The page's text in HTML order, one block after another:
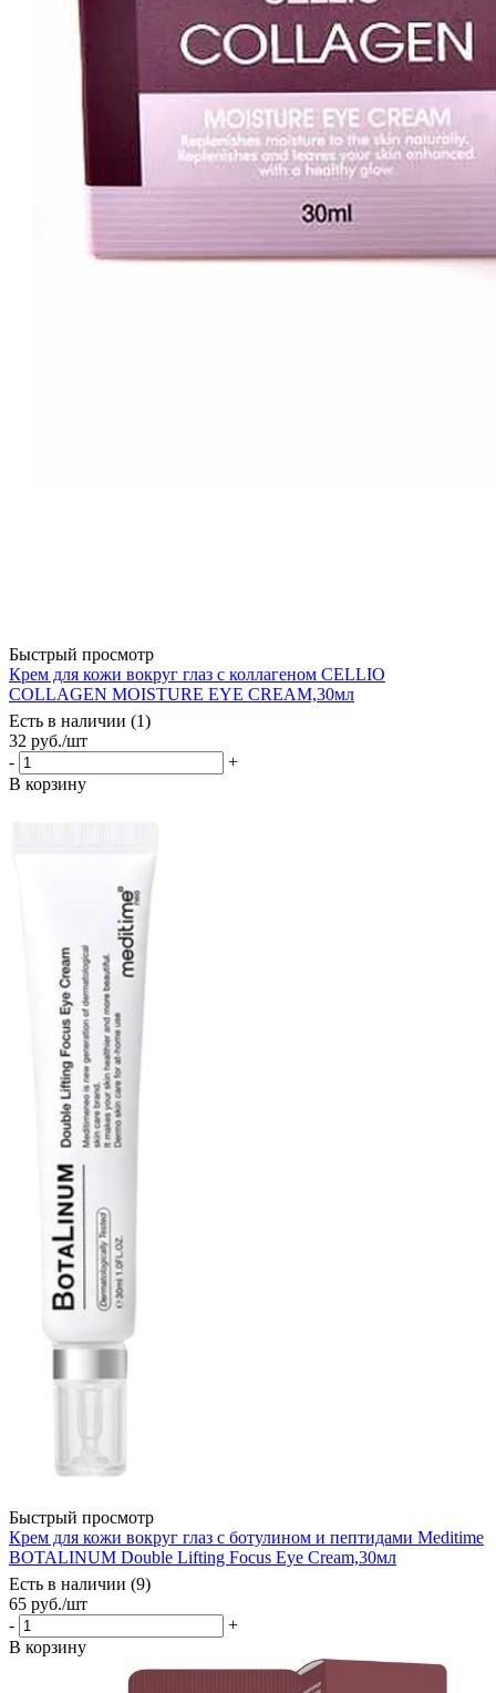
Быстрый просмотр
Крем для кожи вокруг глаз с коллагеном CELLIO
COLLAGEN MOISTURE EYE CREAM,30мл
Есть в наличии (1)
32 руб./шт
-
+
В корзину
Быстрый просмотр
Крем для кожи вокруг глаз с ботулином и пептидами Meditime
BOTALINUM Double Lifting Focus Eye Cream,30мл
Есть в наличии (9)
65 руб./шт
-
+
В корзину